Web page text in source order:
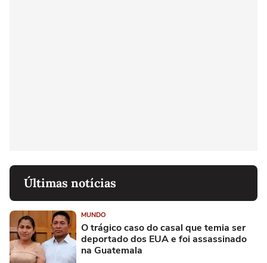
Últimas notícias
MUNDO
O trágico caso do casal que temia ser
deportado dos EUA e foi assassinado
na Guatemala